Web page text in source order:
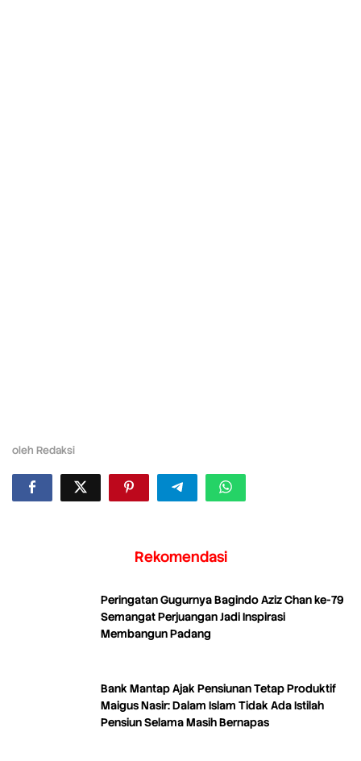
oleh Redaksi
Rekomendasi
Peringatan Gugurnya Bagindo Aziz Chan ke-79
Semangat Perjuangan Jadi Inspirasi
Membangun Padang
Bank Mantap Ajak Pensiunan Tetap Produktif
Maigus Nasir: Dalam Islam Tidak Ada Istilah
Pensiun Selama Masih Bernapas